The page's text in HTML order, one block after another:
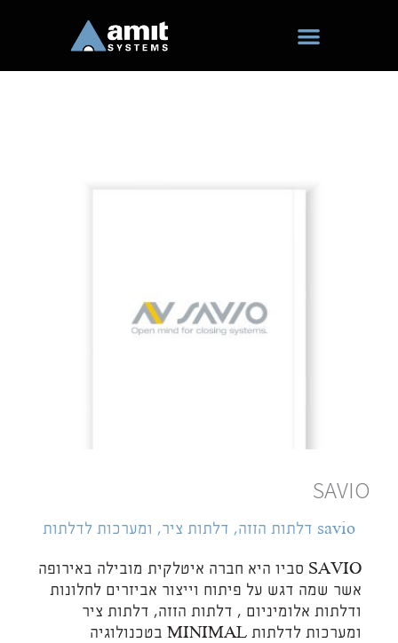
SAVIO
savio דלתות הזזה, דלתות ציר, ומערכות לדלתות
SAVIO סביו היא חברה איטלקית מובילה באירופה
אשר שמה דגש על פיתוח וייצור אביזרים לחלונות
ודלתות אלומיניום , דלתות הזזה, דלתות ציר
ומערכות לדלתות MINIMALבטכנולוגיה